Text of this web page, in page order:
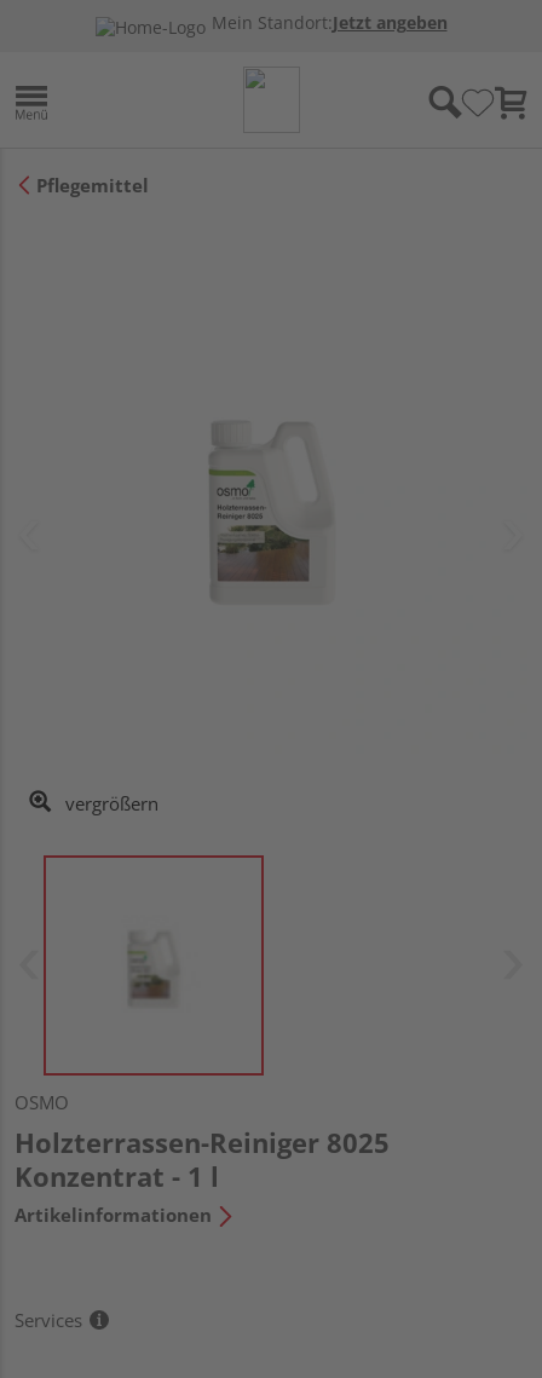
Mein Standort:Jetzt angeben
Pflegemittel
vergrößern
OSMO
Holzterrassen-Reiniger 8025
Konzentrat - 1 l
Artikelinformationen
Services